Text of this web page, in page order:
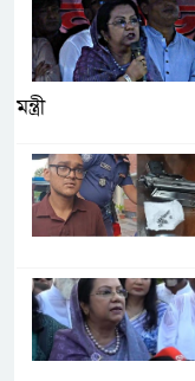
মন্ত্রী